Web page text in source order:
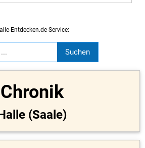
Entdecken.de Service:
Chronik
(Saale)